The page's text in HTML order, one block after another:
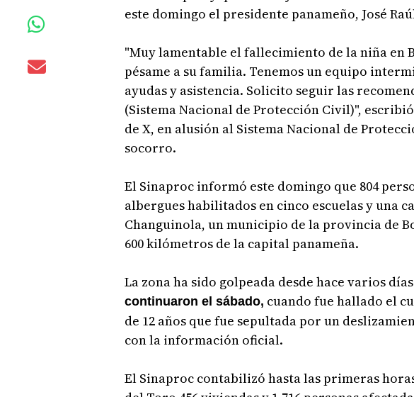
este domingo el presidente panameño, José
"Muy lamentable el fallecimiento de la niña en
pésame a su familia. Tenemos un equipo
ayudas y asistencia. Solicito seguir las
(Sistema Nacional de Protección Civil)",
de X, en alusión al Sistema Nacional de
socorro.
El Sinaproc informó este domingo que 804
albergues habilitados en cinco escuelas y una
Changuinola, un municipio de la provincia de
600 kilómetros de la capital panameña.
La zona ha sido golpeada desde hace varios
continuaron el sábado, cuando fue hallado el
de 12 años que fue sepultada por un
con la información oficial.
El Sinaproc contabilizó hasta las primeras